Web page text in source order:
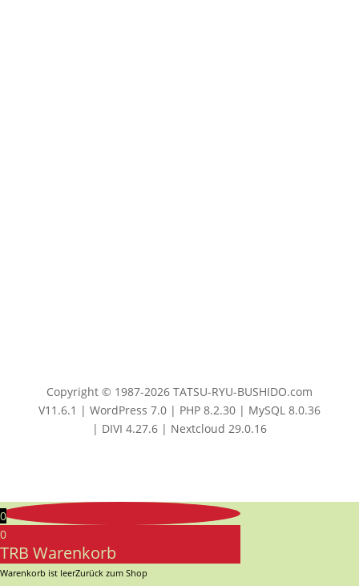
Copyright © 1987-2026 TATSU-RYU-BUSHIDO.com
V11.6.1 | WordPress 7.0 | PHP 8.2.30 | MySQL 8.0.36
| DIVI 4.27.6 | Nextcloud 29.0.16
0
0
TRB Warenkorb
Warenkorb ist leerZurück zum Shop